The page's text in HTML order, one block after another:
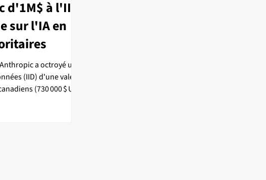
à l'IID
sur l'IA en
a octroyé un
(IID) d'une valeur
(730 000 $ US)